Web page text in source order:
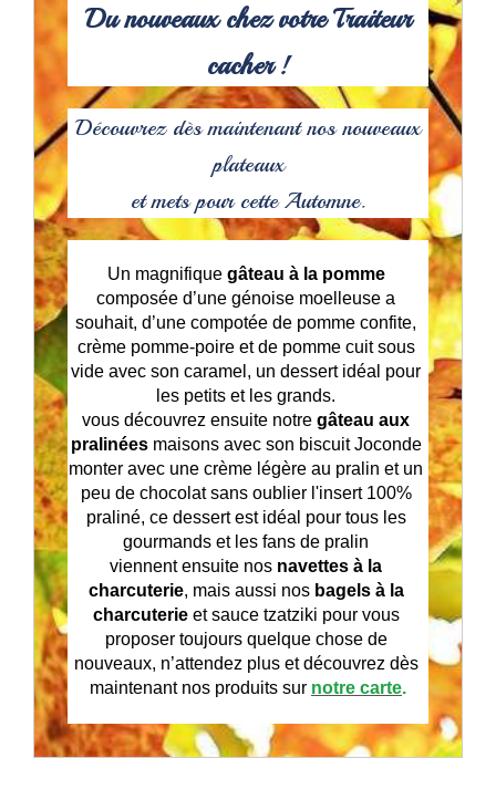
Du nouveaux chez votre Traiteur
cacher !
Découvrez dès maintenant nos nouveaux
plateaux
et mets pour cette Automne.
Un magnifique
gâteau à la pomme
composée d’une génoise moelleuse a
souhait, d’une compotée de pomme confite,
crème pomme-poire et de pomme cuit sous
vide avec son caramel, un dessert idéal pour
les petits et les grands.
vous découvrez ensuite notre gâteau aux
pralinées maisons avec son biscuit Joconde
monter avec une crème légère au pralin et un
peu de chocolat sans oublier l'insert 100%
praliné, ce dessert est idéal pour tous les
gourmands et les fans de pralin
viennent ensuite nos navettes à la
charcuterie, mais aussi nos bagels à la
charcuterie et sauce tzatziki pour vous
proposer toujours quelque chose de
nouveaux, n’attendez plus et découvrez dès
maintenant nos produits sur notre carte.